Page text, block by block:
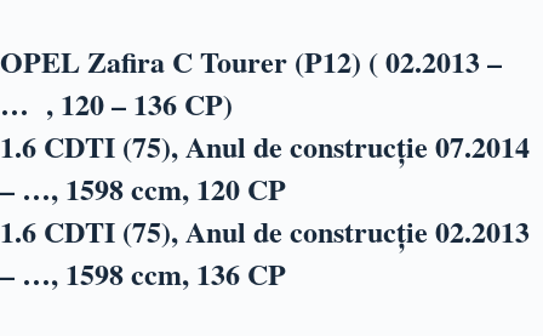
OPEL Zafira C Tourer (P12) ( 02.2013 –
… , 120 – 136 CP)
1.6 CDTI (75), Anul de construcție 07.2014
– …, 1598 ccm, 120 CP
1.6 CDTI (75), Anul de construcție 02.2013
– …, 1598 ccm, 136 CP